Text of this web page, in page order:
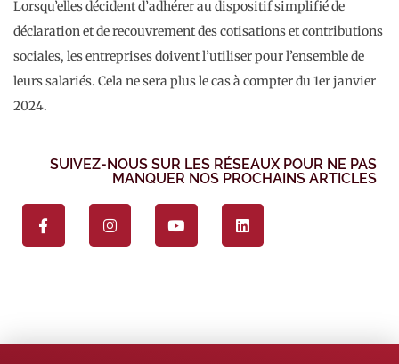
Lorsqu’elles décident d’adhérer au dispositif simplifié de
déclaration et de recouvrement des cotisations et contributions
sociales, les entreprises doivent l’utiliser pour l’ensemble de
leurs salariés. Cela ne sera plus le cas à compter du 1er janvier
2024.
SUIVEZ-NOUS SUR LES RÉSEAUX POUR NE PAS
MANQUER NOS PROCHAINS ARTICLES